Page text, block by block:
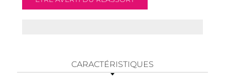
CARACTÉRISTIQUES